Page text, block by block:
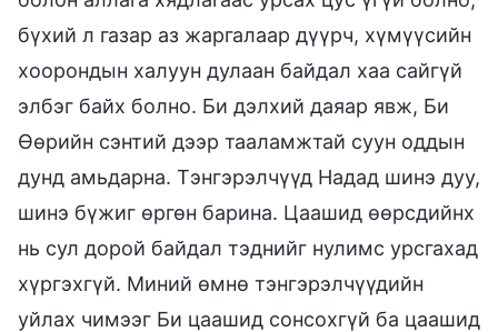
бүхий л газар аз жаргалаар дүүрч, хүмүүсийн
хоорондын халуун дулаан байдал хаа сайгүй
элбэг байх болно. Би дэлхий даяар явж, Би
Өөрийн сэнтий дээр тааламжтай суун оддын
дунд амьдарна. Тэнгэрэлчүүд Надад шинэ дуу,
шинэ бүжиг өргөн барина. Цаашид өөрсдийнх
нь сул дорой байдал тэднийг нулимс урсгахад
хүргэхгүй. Миний өмнө тэнгэрэлчүүдийн
уйлах чимээг Би цаашид сонсохгүй ба цаашид